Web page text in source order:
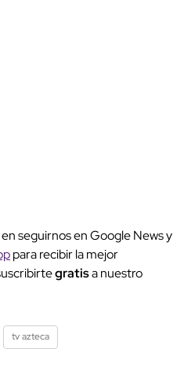
seguirnos en Google News y
para recibir la mejor
gratisa nuestro
tv azteca